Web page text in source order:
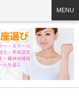
MENU